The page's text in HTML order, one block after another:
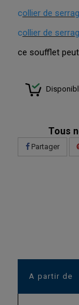
collier de
collier de
ce soufflet
Tous
Partager
A partir de